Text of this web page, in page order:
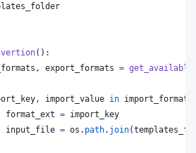
():
, export_formats =
, import_value in import_formats
format_ext = import_key
input_file = os . path. join(